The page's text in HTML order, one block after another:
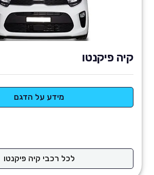
קיה פיקנטו
מידע על הדגם
לכל רכבי קיה פיקנטו